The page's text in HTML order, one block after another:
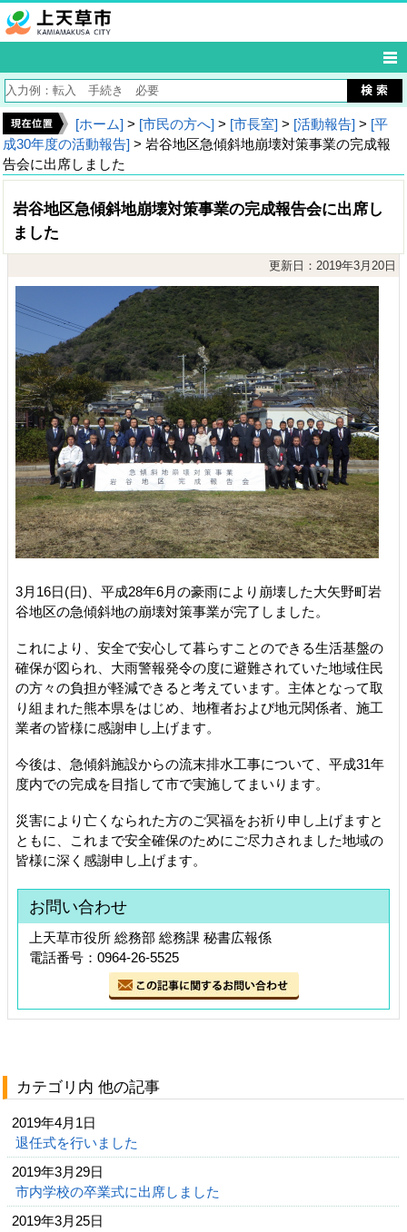
[ホーム] > [市民の方へ] > [市長室] > [活動報告] > [平
成30年度の活動報告] > 岩谷地区急傾斜地崩壊対策事業の完成報
告会に出席しました
岩谷地区急傾斜地崩壊対策事業の完成報告会に出席し
ました
更新日：2019年3月20日
3月16日(日)、平成28年6月の豪雨により崩壊した大矢野町岩
谷地区の急傾斜地の崩壊対策事業が完了しました。
これにより、安全で安心して暮らすことのできる生活基盤の
確保が図られ、大雨警報発令の度に避難されていた地域住民
の方々の負担が軽減できると考えています。主体となって取
り組まれた熊本県をはじめ、地権者および地元関係者、施工
業者の皆様に感謝申し上げます。
今後は、急傾斜施設からの流末排水工事について、平成31年
度内での完成を目指して市で実施してまいります。
災害により亡くなられた方のご冥福をお祈り申し上げますと
ともに、これまで安全確保のためにご尽力されました地域の
皆様に深く感謝申し上げます。
お問い合わせ
上天草市役所 総務部 総務課 秘書広報係
電話番号：0964-26-5525
カテゴリ内 他の記事
2019年4月1日
退任式を行いました
2019年3月29日
市内学校の卒業式に出席しました
2019年3月25日